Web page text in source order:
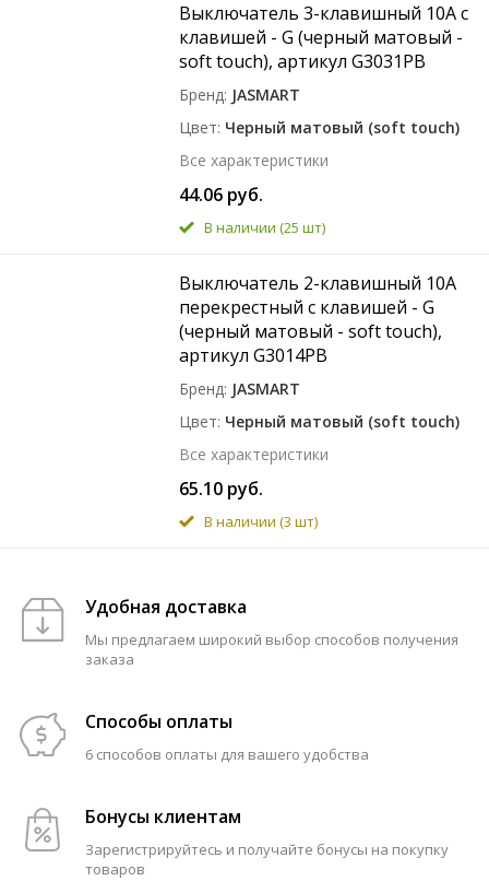
Выключатель 3-клавишный 10A с
клавишей - G (черный матовый -
soft touch), артикул G3031PB
Бренд JASMART
Цвет Черный матовый (soft touch)
Все характеристики
44.06 руб.
В наличии (25 шт)
Выключатель 2-клавишный 10A
перекрестный с клавишей - G
(черный матовый - soft touch),
артикул G3014PB
Бренд JASMART
Цвет Черный матовый (soft touch)
Все характеристики
65.10 руб.
В наличии (3 шт)
Удобная доставка
Мы предлагаем широкий выбор способов получения
заказа
Способы оплаты
6 способов оплаты для вашего удобства
Бонусы клиентам
Зарегистрируйтесь и получайте бонусы на покупку
товаров